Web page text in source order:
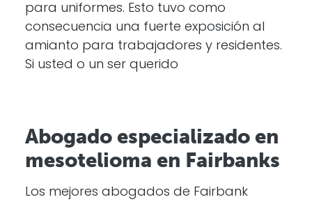
para uniformes. Esto tuvo como
consecuencia una fuerte exposición al
amianto para trabajadores y residentes.
Si usted o un ser querido
Abogado especializado en
mesotelioma en Fairbanks
Los mejores abogados de Fairbank